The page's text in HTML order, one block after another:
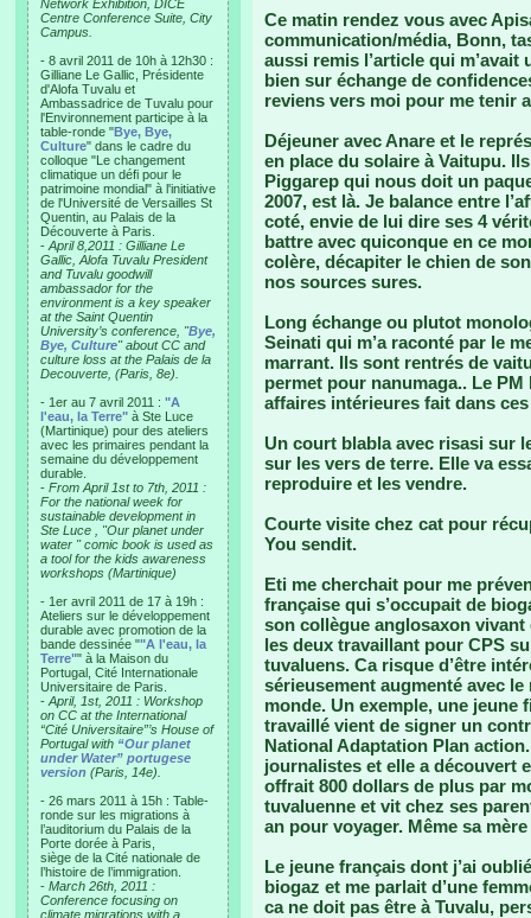
Network Exhibition, DICE
Centre Conference Suite, City
Campus.
- 8 avril 2011 de 10h à 12h30 :
Gilliane Le Gallic, Présidente
d'Alofa Tuvalu et
Ambassadrice de Tuvalu pour
l'Environnement participe à la
table-ronde "Bye, Bye,
Culture" dans le cadre du
colloque "Le changement
climatique un défi pour le
patrimoine mondial" à l'initiative
de l'Université de Versailles St
Quentin, au Palais de la
Découverte à Paris.
- April 8,2011 : Gilliane Le
Gallic, Alofa Tuvalu President
and Tuvalu goodwill
ambassador for the
environment is a key speaker
at the Saint Quentin
University’s conference, "Bye,
Bye, Culture" about CC and
culture loss at the Palais de la
Decouverte, (Paris, 8e).
- 1er au 7 avril 2011 : "A
l'eau, la Terre" à Ste Luce
(Martinique) pour des ateliers
avec les primaires pendant la
semaine du développement
durable.
- From April 1st to 7th, 2011 :
For the national week for
sustainable development in
Ste Luce , "Our planet under
water " comic book is used as
a tool for the kids awareness
workshops (Martinique)
- 1er avril 2011 de 17 à 19h :
Ateliers sur le développement
durable avec promotion de la
bande dessinée ""A l'eau, la
Terre"" à la Maison du
Portugal, Cité Internationale
Universitaire de Paris.
- April, 1st, 2011 : Workshop
on CC at the International
“Cité Universitaire”’s House of
Portugal with “Our planet
under Water” portugese
version (Paris, 14e).
- 26 mars 2011 à 15h : Table-
ronde sur les migrations à
l’auditorium du Palais de la
Porte dorée à Paris,
siège de la Cité nationale de
l’histoire de l’immigration.
- March 26th, 2011 :
Conference focusing on
climate migrations with a
Ce matin rendez vous avec
communication/média, Bonn,
aussi remis l’article qui
bien sur échange de
reviens vers moi pour me tenir
Déjeuner avec Anare et le
en place du solaire à Vaitupu.
Piggarep qui nous doit un
2007, est là. Je balance entre
coté, envie de lui dire ses 4
battre avec quiconque en ce
colère, décapiter le chien de
nos sources sures.
Long échange ou plutot
Seinati qui m’a raconté par le
marrant. Ils sont rentrés de
permet pour nanumaga.. Le
affaires intérieures fait dans
Un court blabla avec risasi sur
sur les vers de terre. Elle va
reproduire et les vendre.
Courte visite chez cat pour
You sendit.
Eti me cherchait pour me
française qui s’occupait de
son collègue anglosaxon
les deux travaillant pour CPS
tuvaluens. Ca risque d’être
sérieusement augmenté avec
monde. Un exemple, une jeune
travaillé vient de signer un
National Adaptation Plan
journalistes et elle a découvert
offrait 800 dollars de plus par
tuvaluenne et vit chez ses
an pour voyager. Même sa
Le jeune français dont j’ai
biogaz et me parlait d’une
ca ne doit pas être à Tuvalu,